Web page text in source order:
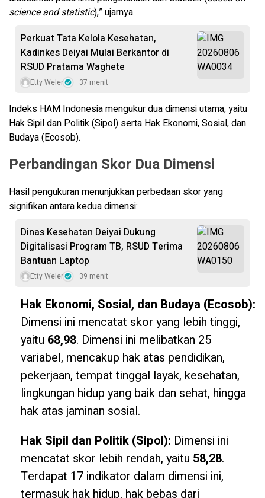
science and statistic),” ujarnya.
Perkuat Tata Kelola Kesehatan,
Kadinkes Deiyai Mulai Berkantor di
RSUD Pratama Waghete
Etty Weler 37 menit
​Indeks HAM Indonesia mengukur dua dimensi utama, yaitu
Hak Sipil dan Politik (Sipol) serta Hak Ekonomi, Sosial, dan
Budaya (Ecosob).
​Perbandingan Skor Dua Dimensi
​Hasil pengukuran menunjukkan perbedaan skor yang
signifikan antara kedua dimensi:
Dinas Kesehatan Deiyai Dukung
Digitalisasi Program TB, RSUD Terima
Bantuan Laptop
Etty Weler 39 menit
Hak Ekonomi, Sosial, dan Budaya (Ecosob):
Dimensi ini mencatat skor yang lebih tinggi,
yaitu 68,98. Dimensi ini melibatkan 25
variabel, mencakup hak atas pendidikan,
pekerjaan, tempat tinggal layak, kesehatan,
lingkungan hidup yang baik dan sehat, hingga
hak atas jaminan sosial.
Hak Sipil dan Politik (Sipol): Dimensi ini
mencatat skor lebih rendah, yaitu 58,28.
Terdapat 17 indikator dalam dimensi ini,
termasuk hak hidup, hak bebas dari